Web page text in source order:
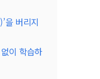
을 버리지
이 학습하